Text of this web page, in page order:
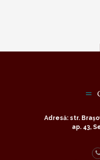
Adresă: str.
ap. 43,